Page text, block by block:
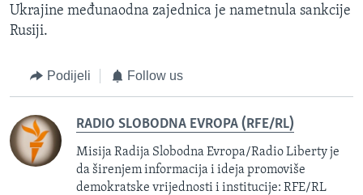
Ukrajine međunaodna zajednica je nametnula sankcije
Rusiji.
Podijeli Follow us
RADIO SLOBODNA EVROPA (RFE/RL)
Misija Radija Slobodna Evropa/Radio Liberty je
da širenjem informacija i ideja promoviše
demokratske vrijednosti i institucije: RFE/RL